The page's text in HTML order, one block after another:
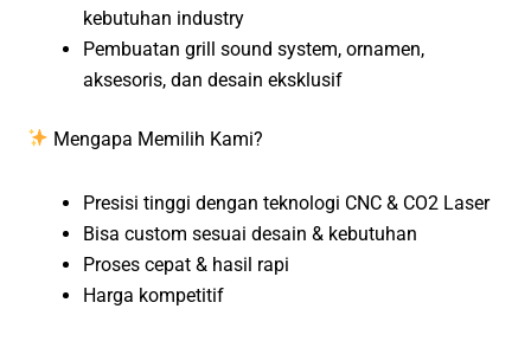
kebutuhan industry
Pembuatan grill sound system, ornamen,
aksesoris, dan desain eksklusif
Mengapa Memilih Kami?
Presisi tinggi dengan teknologi CNC & CO2 Laser
Bisa custom sesuai desain & kebutuhan
Proses cepat & hasil rapi
Harga kompetitif